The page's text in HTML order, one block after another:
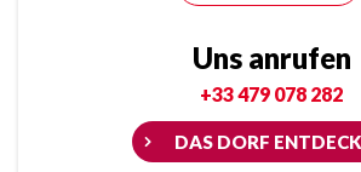
Uns anrufen
+33 479 078 282
DAS DORF